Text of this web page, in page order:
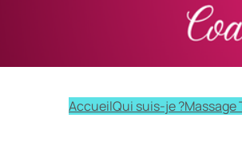
AccueilQui suis-je ?